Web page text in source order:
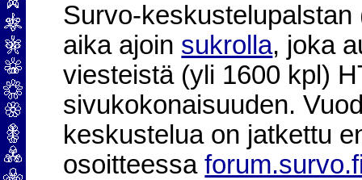
Survo-
aika ajoin sukrolla, joka
viesteistä (yli 1600 kpl)
sivukokonaisuuden.
keskustelua on jatkettu
osoitteessa